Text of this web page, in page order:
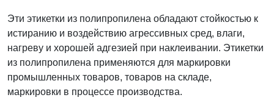
Эти этикетки из полипропилена обладают стойкостью к
истиранию и воздействию агрессивных сред, влаги,
нагреву и хорошей адгезией при наклеивании. Этикетки
из полипропилена применяются для маркировки
промышленных товаров, товаров на складе,
маркировки в процессе производства.